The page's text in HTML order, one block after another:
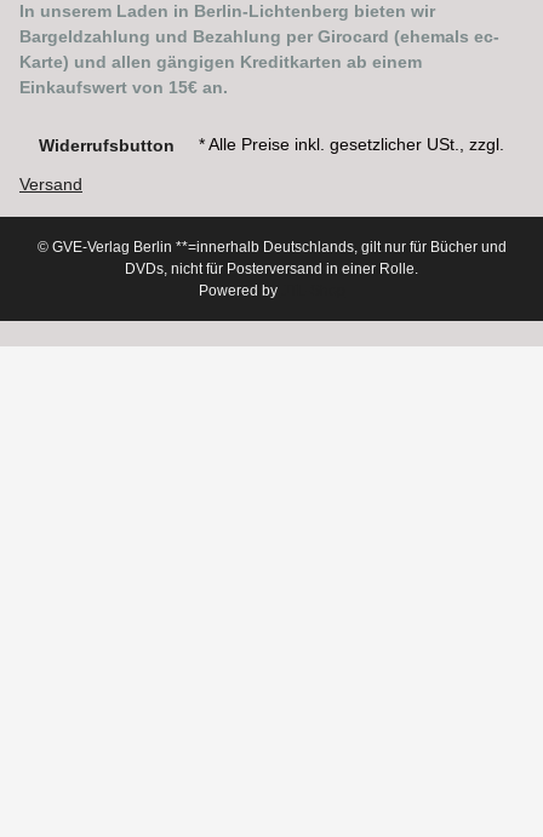
In unserem Laden in Berlin-Lichtenberg bieten wir
Bargeldzahlung und Bezahlung per Girocard (ehemals ec-
Karte) und allen gängigen Kreditkarten ab einem
Einkaufswert von 15€ an.
Widerrufsbutton * Alle Preise inkl. gesetzlicher USt., zzgl.
Versand
© GVE-Verlag Berlin **=innerhalb Deutschlands, gilt nur für Bücher und
DVDs, nicht für Posterversand in einer Rolle.
Powered by